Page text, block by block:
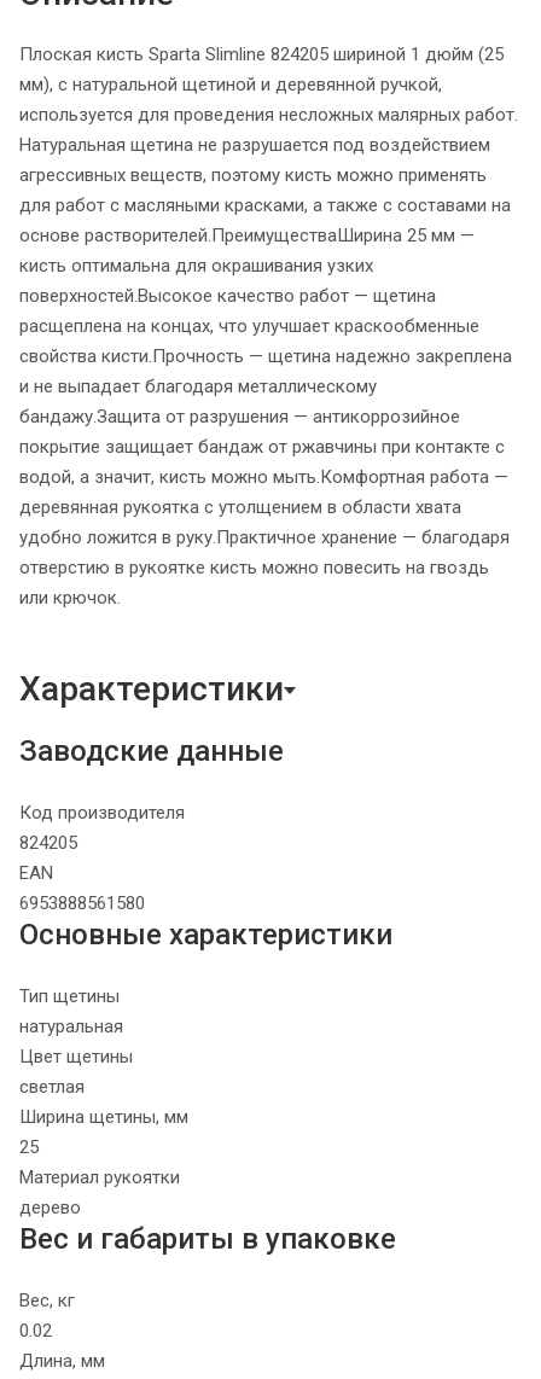
Плоская кисть Sparta Slimline 824205 шириной 1 дюйм (25
мм), с натуральной щетиной и деревянной ручкой,
используется для проведения несложных малярных работ.
Натуральная щетина не разрушается под воздействием
агрессивных веществ, поэтому кисть можно применять
для работ с масляными красками, а также с составами на
основе растворителей.ПреимуществаШирина 25 мм —
кисть оптимальна для окрашивания узких
поверхностей.Высокое качество работ — щетина
расщеплена на концах, что улучшает краскообменные
свойства кисти.Прочность — щетина надежно закреплена
и не выпадает благодаря металлическому
бандажу.Защита от разрушения — антикоррозийное
покрытие защищает бандаж от ржавчины при контакте с
водой, а значит, кисть можно мыть.Комфортная работа —
деревянная рукоятка с утолщением в области хвата
удобно ложится в руку.Практичное хранение — благодаря
отверстию в рукоятке кисть можно повесить на гвоздь
или крючок.
Характеристики
Заводские данные
Код производителя
824205
EAN
6953888561580
Основные характеристики
Тип щетины
натуральная
Цвет щетины
светлая
Ширина щетины, мм
25
Материал рукоятки
дерево
Вес и габариты в упаковке
Вес, кг
0.02
Длина, мм